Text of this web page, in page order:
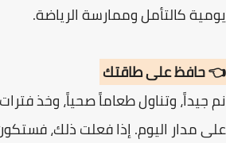
يومية كالتأمل وممارسة الرياضة.
👈 حافظ على طاقتك
نم جيداً، وتناول طعاماً صحياً، وخذ
على مدار اليوم. إذا فعلت ذلك،